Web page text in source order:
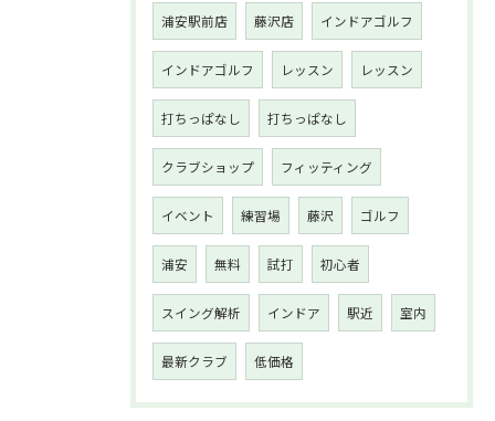
浦安駅前店 藤沢店 インドアゴルフ
インドアゴルフ レッスン レッスン
打ちっぱなし 打ちっぱなし
クラブショップ フィッティング
イベント 練習場 藤沢 ゴルフ
浦安 無料 試打 初心者
スイング解析 インドア 駅近 室内
最新クラブ 低価格